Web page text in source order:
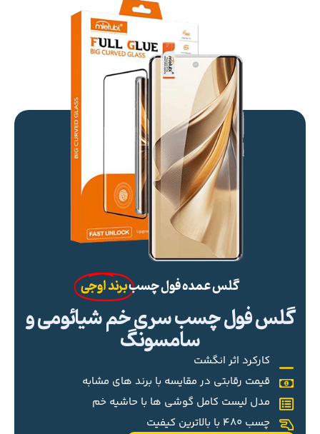
گلس عمده فول چسببرند اوجی
گلس فول چسب سری خم شیائومی و
سامسونگ
کارکرد اثر انگشت
قیمت رقابتی در مقایسه با برند های مشابه
مدل لیست کامل گوشی ها با حاشیه خم
چسب 480 با بالاترین کیفیت